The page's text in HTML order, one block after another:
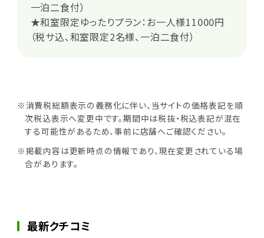
一泊二食付）
★和室限定ゆったりプラン：お一人様11000円
（税サ込、和室限定2名様、一泊二食付）
※消費税総額表示の義務化に伴い、当サイトの価格表記を順
次税込表示へ変更中です。期間中は税抜・税込表記が混在
する可能性があるため、事前に店舗へご確認ください。
※掲載内容は更新時点の情報であり、現在変更されている場
合があります。
最新クチコミ